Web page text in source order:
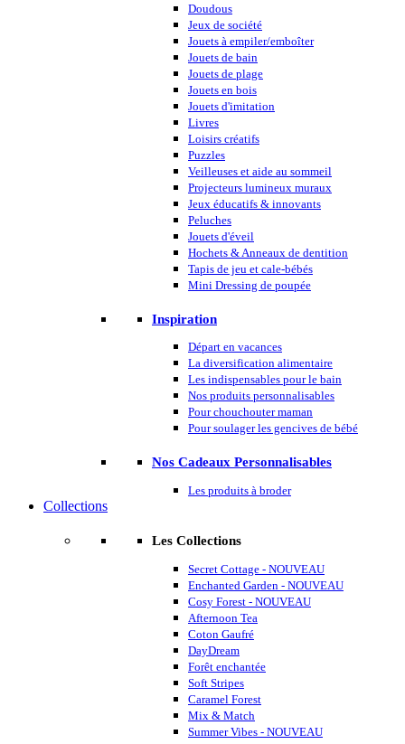
Doudous
Jeux de société
Jouets à empiler/emboîter
Jouets de bain
Jouets de plage
Jouets en bois
Jouets d'imitation
Livres
Loisirs créatifs
Puzzles
Veilleuses et aide au sommeil
Projecteurs lumineux muraux
Jeux éducatifs & innovants
Peluches
Jouets d'éveil
Hochets & Anneaux de dentition
Tapis de jeu et cale-bébés
Mini Dressing de poupée
Inspiration
Départ en vacances
La diversification alimentaire
Les indispensables pour le bain
Nos produits personnalisables
Pour chouchouter maman
Pour soulager les gencives de bébé
Nos Cadeaux Personnalisables
Les produits à broder
Collections
Les Collections
Secret Cottage - NOUVEAU
Enchanted Garden - NOUVEAU
Cosy Forest - NOUVEAU
Afternoon Tea
Coton Gaufré
DayDream
Forêt enchantée
Soft Stripes
Caramel Forest
Mix & Match
Summer Vibes - NOUVEAU